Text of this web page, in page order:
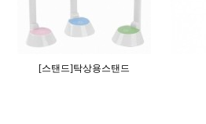
[스탠드]탁상용스탠드